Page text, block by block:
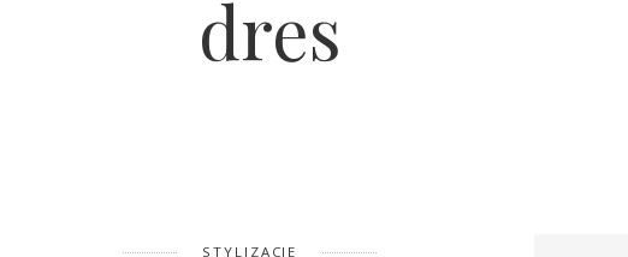
dres
STYLIZACJE